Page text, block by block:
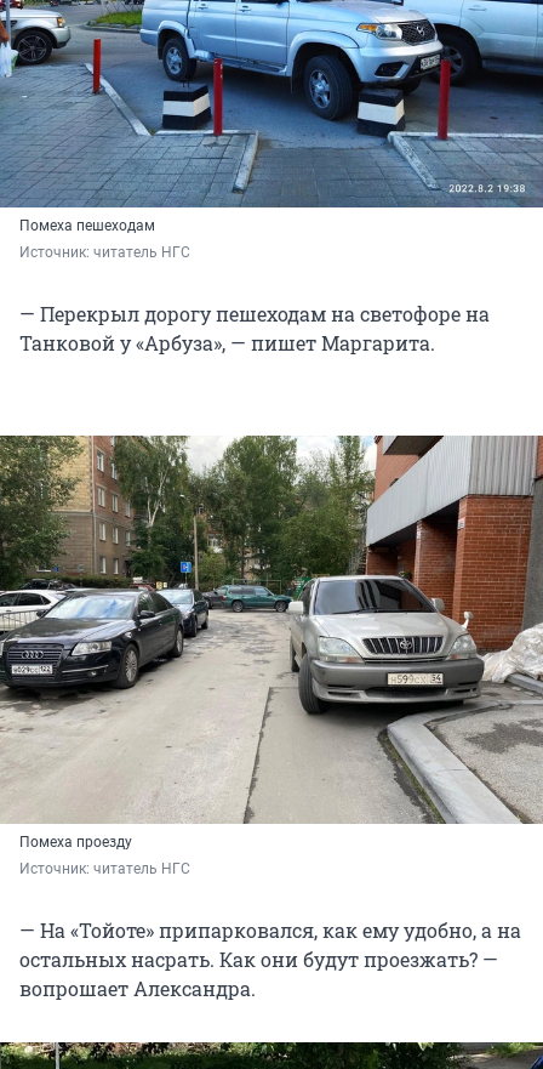
Помеха пешеходам
Источник: читатель НГС
— Перекрыл дорогу пешеходам на светофоре на
Танковой у «Арбуза», — пишет Маргарита.
Помеха проезду
Источник: читатель НГС
— На «Тойоте» припарковался, как ему удобно, а на
остальных насрать. Как они будут проезжать? —
вопрошает Александра.